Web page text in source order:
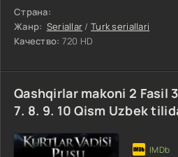
Страна:
Жанр: Seriallar /Turk seriallari
Качество: 720 HD
Qashqirlar makoni 2 Fasil
7. 8. 9. 10 Qism Uzbek